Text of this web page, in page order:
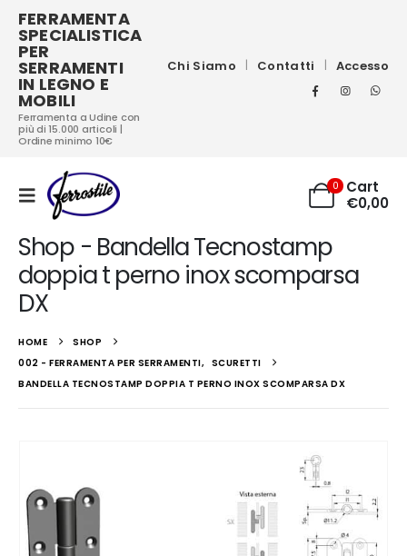
FERRAMENTA
SPECIALISTICA
PER
SERRAMENTI
IN LEGNO E
MOBILI
Ferramenta a Udine con
più di 15.000 articoli |
Ordine minimo 10€
Chi Siamo Contatti Accesso
0
Cart
€0,00
Shop - Bandella Tecnostamp
doppia t perno inox scomparsa
DX
HOME
SHOP
002 - FERRAMENTA PER SERRAMENTI, SCURETTI
BANDELLA TECNOSTAMP DOPPIA T PERNO INOX SCOMPARSA DX